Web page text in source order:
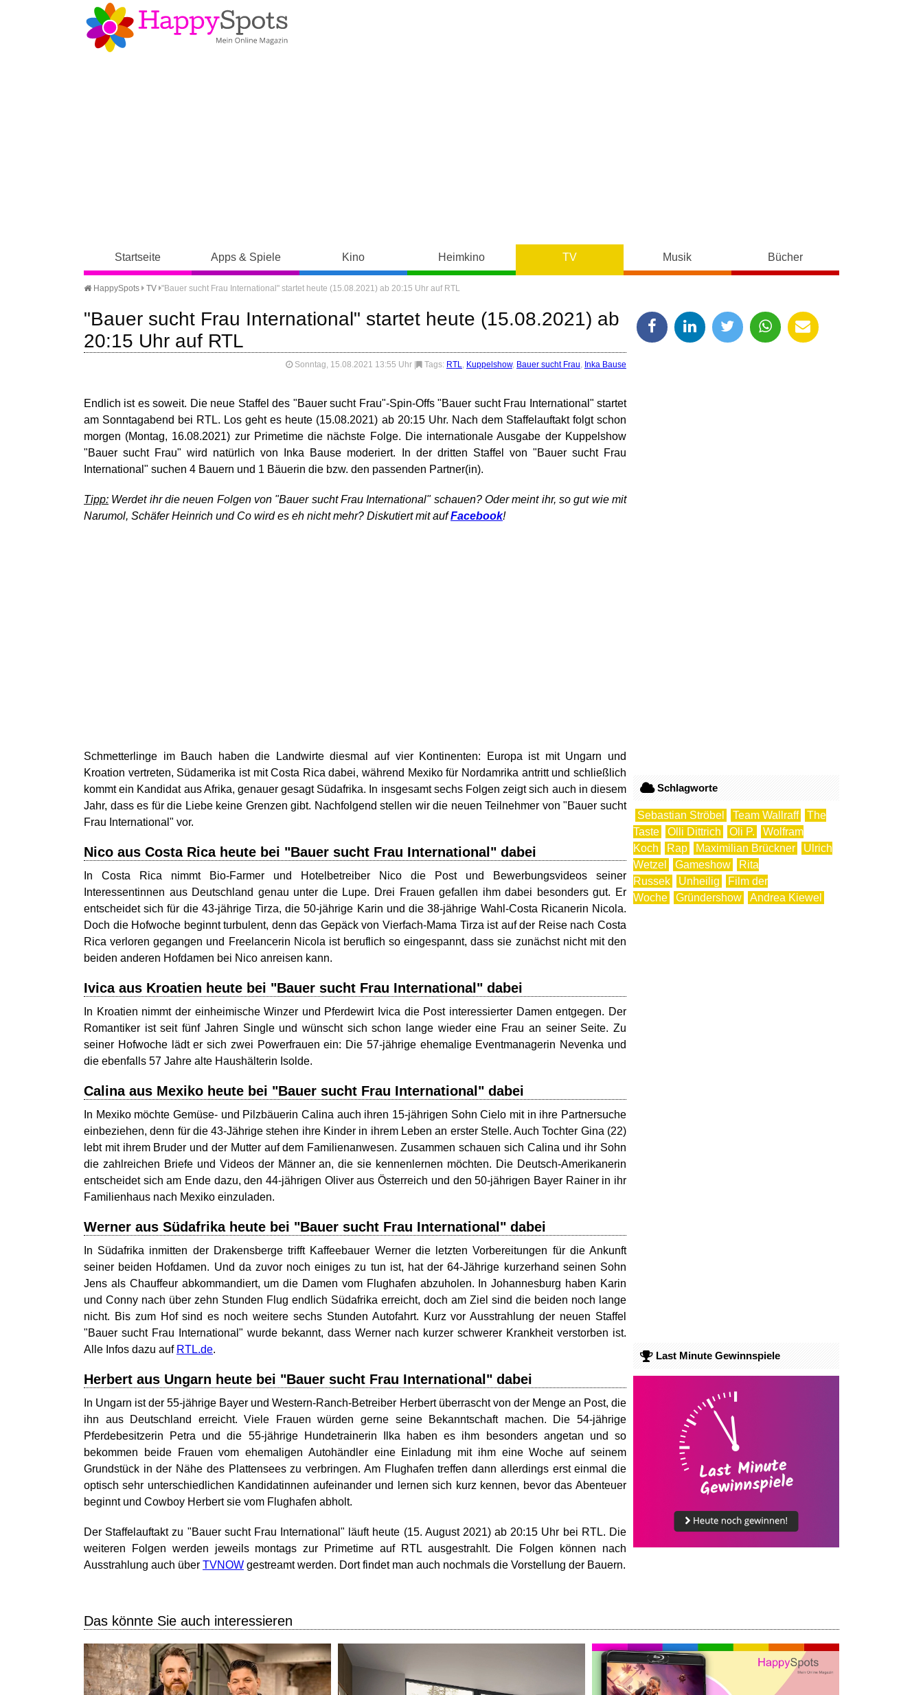
Startseite Apps & Spiele Kino Heimkino TV Musik Bücher
HappySpots TV "Bauer sucht Frau International" startet heute (15.08.2021) ab 20:15 Uhr auf RTL
"Bauer sucht Frau International" startet heute (15.08.2021) ab
20:15 Uhr auf RTL
Sonntag, 15.08.2021 13:55 Uhr Tags: RTL, Kuppelshow, Bauer sucht Frau, Inka Bause
Endlich ist es soweit. Die neue Staffel des "Bauer sucht Frau"-Spin-Offs "Bauer sucht Frau International" startet
am Sonntagabend bei RTL. Los geht es heute (15.08.2021) ab 20:15 Uhr. Nach dem Staffelauftakt folgt schon
morgen (Montag, 16.08.2021) zur Primetime die nächste Folge. Die internationale Ausgabe der Kuppelshow
"Bauer sucht Frau" wird natürlich von Inka Bause moderiert. In der dritten Staffel von "Bauer sucht Frau
International" suchen 4 Bauern und 1 Bäuerin die bzw. den passenden Partner(in).
Tipp: Werdet ihr die neuen Folgen von "Bauer sucht Frau International" schauen? Oder meint ihr, so gut wie mit
Narumol, Schäfer Heinrich und Co wird es eh nicht mehr? Diskutiert mit aufFacebook!
Schmetterlinge im Bauch haben die Landwirte diesmal auf vier Kontinenten: Europa ist mit Ungarn und
Kroation vertreten, Südamerika ist mit Costa Rica dabei, während Mexiko für Nordamrika antritt und schließlich
kommt ein Kandidat aus Afrika, genauer gesagt Südafrika. In insgesamt sechs Folgen zeigt sich auch in diesem
Jahr, dass es für die Liebe keine Grenzen gibt. Nachfolgend stellen wir die neuen Teilnehmer von "Bauer sucht
Frau International" vor.
Nico aus Costa Rica heute bei "Bauer sucht Frau International" dabei
In Costa Rica nimmt Bio-Farmer und Hotelbetreiber Nico die Post und Bewerbungsvideos seiner
Interessentinnen aus Deutschland genau unter die Lupe. Drei Frauen gefallen ihm dabei besonders gut. Er
entscheidet sich für die 43-jährige Tirza, die 50-jährige Karin und die 38-jährige Wahl-Costa Ricanerin Nicola.
Doch die Hofwoche beginnt turbulent, denn das Gepäck von Vierfach-Mama Tirza ist auf der Reise nach Costa
Rica verloren gegangen und Freelancerin Nicola ist beruflich so eingespannt, dass sie zunächst nicht mit den
beiden anderen Hofdamen bei Nico anreisen kann.
Ivica aus Kroatien heute bei "Bauer sucht Frau International" dabei
In Kroatien nimmt der einheimische Winzer und Pferdewirt Ivica die Post interessierter Damen entgegen. Der
Romantiker ist seit fünf Jahren Single und wünscht sich schon lange wieder eine Frau an seiner Seite. Zu
seiner Hofwoche lädt er sich zwei Powerfrauen ein: Die 57-jährige ehemalige Eventmanagerin Nevenka und
die ebenfalls 57 Jahre alte Haushälterin Isolde.
Calina aus Mexiko heute bei "Bauer sucht Frau International" dabei
In Mexiko möchte Gemüse- und Pilzbäuerin Calina auch ihren 15-jährigen Sohn Cielo mit in ihre Partnersuche
einbeziehen, denn für die 43-Jährige stehen ihre Kinder in ihrem Leben an erster Stelle. Auch Tochter Gina (22)
lebt mit ihrem Bruder und der Mutter auf dem Familienanwesen. Zusammen schauen sich Calina und ihr Sohn
die zahlreichen Briefe und Videos der Männer an, die sie kennenlernen möchten. Die Deutsch-Amerikanerin
entscheidet sich am Ende dazu, den 44-jährigen Oliver aus Österreich und den 50-jährigen Bayer Rainer in ihr
Familienhaus nach Mexiko einzuladen.
Werner aus Südafrika heute bei "Bauer sucht Frau International" dabei
In Südafrika inmitten der Drakensberge trifft Kaffeebauer Werner die letzten Vorbereitungen für die Ankunft
seiner beiden Hofdamen. Und da zuvor noch einiges zu tun ist, hat der 64-Jährige kurzerhand seinen Sohn
Jens als Chauffeur abkommandiert, um die Damen vom Flughafen abzuholen. In Johannesburg haben Karin
und Conny nach über zehn Stunden Flug endlich Südafrika erreicht, doch am Ziel sind die beiden noch lange
nicht. Bis zum Hof sind es noch weitere sechs Stunden Autofahrt. Kurz vor Ausstrahlung der neuen Staffel
"Bauer sucht Frau International" wurde bekannt, dass Werner nach kurzer schwerer Krankheit verstorben ist.
Alle Infos dazu auf RTL.de.
Herbert aus Ungarn heute bei "Bauer sucht Frau International" dabei
In Ungarn ist der 55-jährige Bayer und Western-Ranch-Betreiber Herbert überrascht von der Menge an Post, die
ihn aus Deutschland erreicht. Viele Frauen würden gerne seine Bekanntschaft machen. Die 54-jährige
Pferdebesitzerin Petra und die 55-jährige Hundetrainerin Ilka haben es ihm besonders angetan und so
bekommen beide Frauen vom ehemaligen Autohändler eine Einladung mit ihm eine Woche auf seinem
Grundstück in der Nähe des Plattensees zu verbringen. Am Flughafen treffen dann allerdings erst einmal die
optisch sehr unterschiedlichen Kandidatinnen aufeinander und lernen sich kurz kennen, bevor das Abenteuer
beginnt und Cowboy Herbert sie vom Flughafen abholt.
Der Staffelauftakt zu "Bauer sucht Frau International" läuft heute (15. August 2021) ab 20:15 Uhr bei RTL. Die
weiteren Folgen werden jeweils montags zur Primetime auf RTL ausgestrahlt. Die Folgen können nach
Ausstrahlung auch über TVNOW gestreamt werden. Dort findet man auch nochmals die Vorstellung der Bauern.
Schlagworte
Sebastian Ströbel Team Wallraff
The
Taste
Olli Dittrich Oli P.
Wolfram
Koch
Rap Maximilian Brückner
Ulrich
Wetzel
Gameshow
Rita
Russek
Unheilig
Film der
Woche
Gründershow Andrea Kiewel
Last Minute Gewinnspiele
Das könnte Sie auch interessieren